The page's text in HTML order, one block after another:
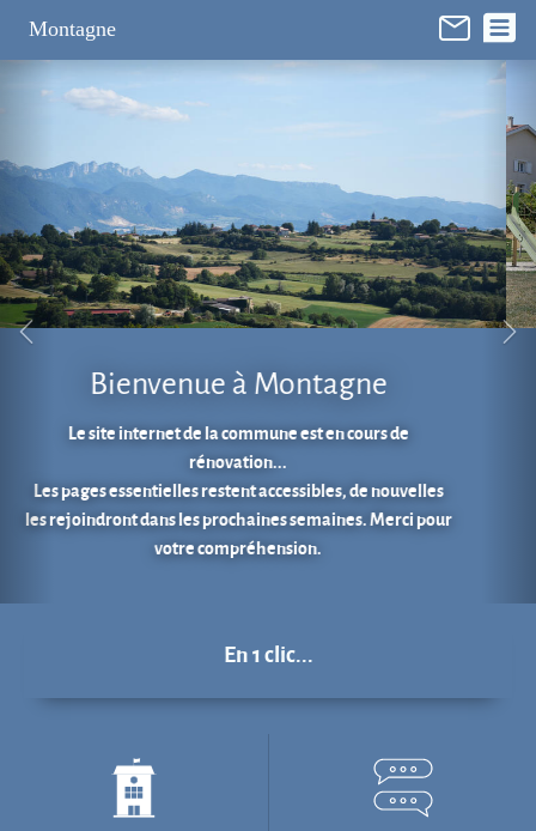
Montagne
Aire de jeux au cœur du village.
En 1 clic...
La mairie Vos démarches